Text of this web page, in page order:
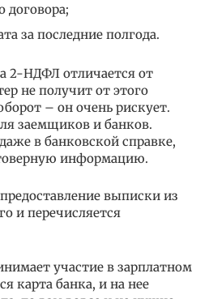
договора;
за последние полгода.
2-НДФЛ отличается от
не получит от этого
– он очень рискует.
заемщиков и банков.
в банковской справке,
информацию.
выписки из
и перечисляется
участие в зарплатном
карта банка, и на нее